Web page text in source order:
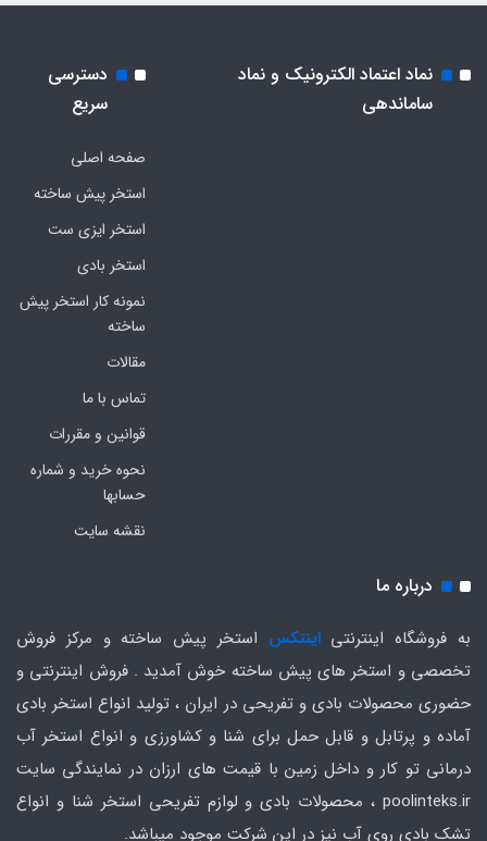
نماد اعتماد الکترونیک و نماد
ساماندهی
دسترسی
سریع
صفحه اصلی
استخر پیش ساخته
استخر ایزی ست
استخر بادی
نمونه کار استخر پیش
ساخته
مقالات
تماس با ما
قوانین و مقررات
نحوه خرید و شماره
حسابها
نقشه سایت
درباره ما
به فروشگاه اینترنتیاینتکس استخر پیش ساخته و مرکز فروش
تخصصی و استخر های پیش ساخته خوش آمدید . فروش اینترنتی و
حضوری محصولات بادی و تفریحی در ایران ، تولید انواع استخر بادی
آماده و پرتابل و قابل حمل برای شنا و کشاورزی و انواع استخر آب
درمانی تو کار و داخل زمین با قیمت های ارزان در نمایندگی سایت
poolinteks.ir ، محصولات بادی و لوازم تفریحی استخر شنا و انواع
تشک بادی روی آب نیز در این شرکت موجود میباشد.